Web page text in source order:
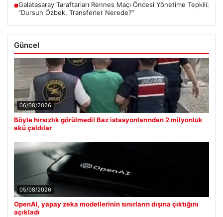
■Galatasaray Taraftarları Rennes Maçı Öncesi Yönetime Tepkili:
“Dursun Özbek, Transferler Nerede?”
Güncel
06/08/2026
Böyle hırsızlık görülmedi! Baz istasyonlarından 2 milyonluk
akü çaldılar
05/08/2026
OpenAI, yapay zeka modellerinin sınırların dışına çıktığını
açıkladı